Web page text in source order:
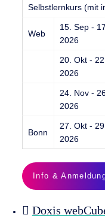
Selbstlernkurs (mit
Web
15. Sep -
2026
20. Okt -
2026
24. Nov -
2026
Bonn
27. Okt -
2026
Info &
Doxis